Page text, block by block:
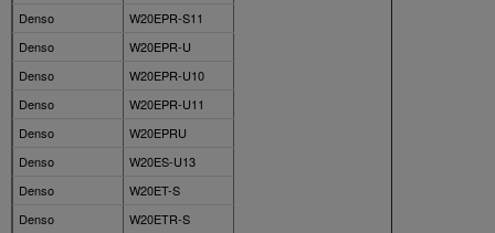
Denso
W20EPR-S11
Denso
W20EPR-U
Denso
W20EPR-U10
Denso
W20EPR-U11
Denso
W20EPRU
Denso
W20ES-U13
Denso
W20ET-S
Denso
W20ETR-S